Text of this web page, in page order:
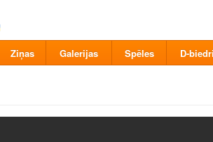
Ziņas Galerijas Spēles D-biedri